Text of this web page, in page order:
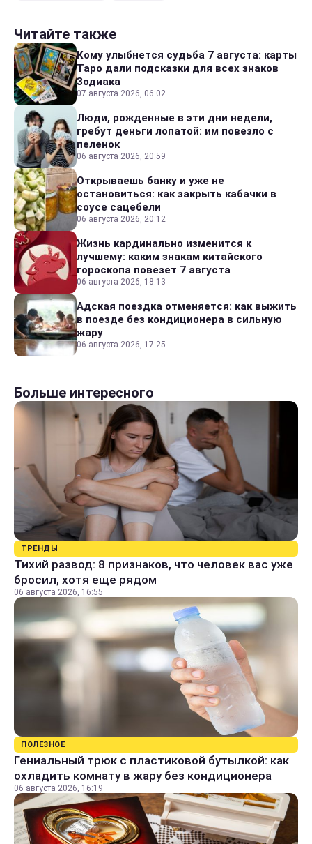
Читайте также
Кому улыбнется судьба 7 августа: карты
Таро дали подсказки для всех знаков
Зодиака
07 августа 2026, 06:02
Люди, рожденные в эти дни недели,
гребут деньги лопатой: им повезло с
пеленок
06 августа 2026, 20:59
Открываешь банку и уже не
остановиться: как закрыть кабачки в
соусе сацебели
06 августа 2026, 20:12
Жизнь кардинально изменится к
лучшему: каким знакам китайского
гороскопа повезет 7 августа
06 августа 2026, 18:13
Адская поездка отменяется: как выжить
в поезде без кондиционера в сильную
жару
06 августа 2026, 17:25
Больше интересного
ТРЕНДЫ
Тихий развод: 8 признаков, что человек вас уже
бросил, хотя еще рядом
06 августа 2026, 16:55
ПОЛЕЗНОЕ
Гениальный трюк с пластиковой бутылкой: как
охладить комнату в жару без кондиционера
06 августа 2026, 16:19